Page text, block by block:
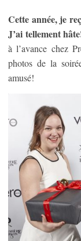
Cette année, je
J’ai tellement
à l’avance chez
photos de la
amusé!